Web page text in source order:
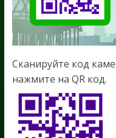
Сканируйте код
нажмите на QR код.